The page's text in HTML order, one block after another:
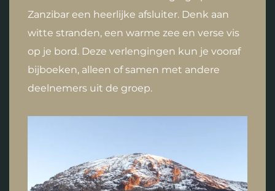
Zanzibar een heerlijke afsluiter. Denk aan
witte stranden, een warme zee en verse vis
op je bord. Deze verlengingen kun je vooraf
bijboeken, alleen of samen met andere
deelnemers uit de groep.